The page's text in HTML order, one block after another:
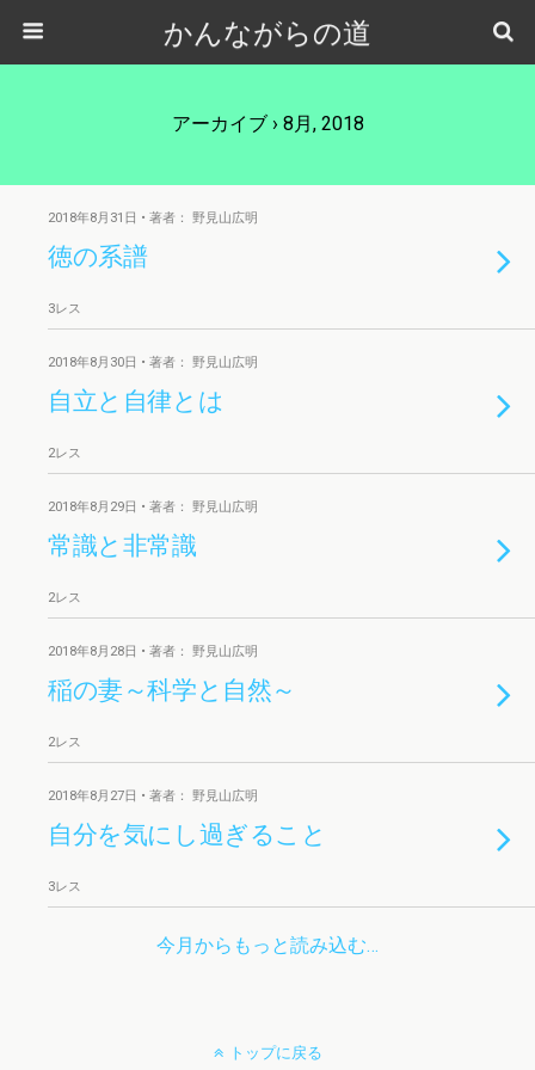
かんながらの道
アーカイブ › 8月, 2018
2018年8月31日 • 著者： 野見山広明
徳の系譜
3レス
2018年8月30日 • 著者： 野見山広明
自立と自律とは
2レス
2018年8月29日 • 著者： 野見山広明
常識と非常識
2レス
2018年8月28日 • 著者： 野見山広明
稲の妻～科学と自然～
2レス
2018年8月27日 • 著者： 野見山広明
自分を気にし過ぎること
3レス
今月からもっと読み込む…
トップに戻る